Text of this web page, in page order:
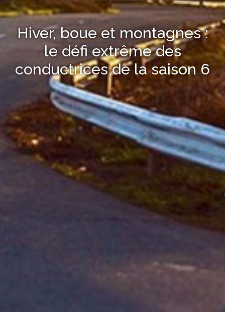
Hiver, boue et montagnes :
le défi extrême des
conductrices de la saison 6